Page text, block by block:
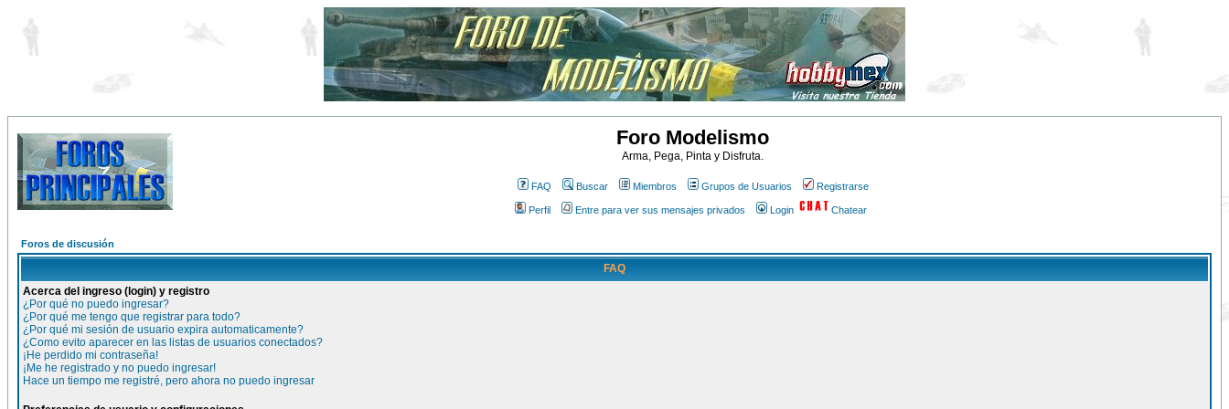
Foro Modelismo
Arma, Pega, Pinta y Disfruta.
FAQ Buscar Miembros Grupos de Usuarios Registrarse
Perfil Entre para ver sus mensajes privados Login Chatear
Foros de discusión
FAQ
Acerca del ingreso (login) y registro
¿Por qué no puedo ingresar?
¿Por qué me tengo que registrar para todo?
¿Por qué mi sesión de usuario expira automaticamente?
¿Como evito aparecer en las listas de usuarios conectados?
¡He perdido mi contraseña!
¡Me he registrado y no puedo ingresar!
Hace un tiempo me registré, pero ahora no puedo ingresar